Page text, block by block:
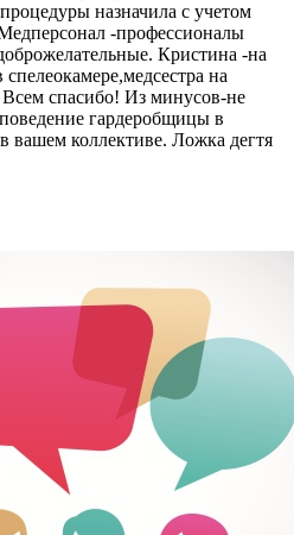
назначила с учетом
-профессионалы
Кристина -на
спелеокамере,медсестра на
спасибо! Из минусов-не
поведение гардеробщицы в
вашем коллективе. Ложка дегтя